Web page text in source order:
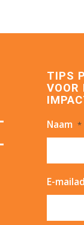
TIPS
VOOR
Naam *
E-